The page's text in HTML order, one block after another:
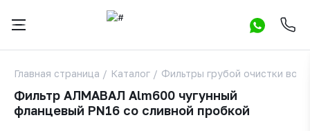
Главная страница / Каталог / Фильтры грубой очистки
Фильтр АЛМАВАЛ Alm600 чугунный
фланцевый PN16 со сливной пробкой